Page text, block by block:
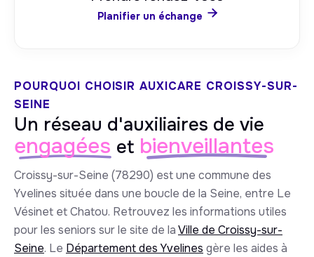
Planifier un échange 
POURQUOI CHOISIR AUXICARE CROISSY-SUR-
SEINE
Un réseau d'auxiliaires de vie
engagées et bienveillantes
Croissy-sur-Seine (78290) est une commune des
Yvelines située dans une boucle de la Seine, entre Le
Vésinet et Chatou. Retrouvez les informations utiles
pour les seniors sur le site de laVille de Croissy-sur-
Seine. Le Département des Yvelines gère les aides à